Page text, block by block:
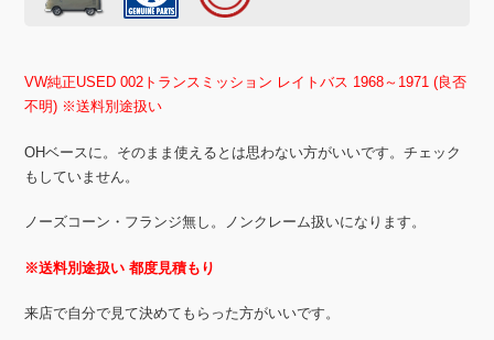
VW純正USED 002トランスミッション レイトバス 1968～1971 (良否
不明) ※送料別途扱い
OHベースに。そのまま使えるとは思わない方がいいです。チェック
もしていません。
ノーズコーン・フランジ無し。ノンクレーム扱いになります。
※送料別途扱い 都度見積もり
来店で自分で見て決めてもらった方がいいです。